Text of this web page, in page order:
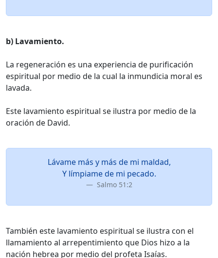
b) Lavamiento.
La regeneración es una experiencia de purificación
espiritual por medio de la cual la inmundicia moral es
lavada.
Este lavamiento espiritual se ilustra por medio de la
oración de David.
Lávame más y más de mi maldad,
Y límpiame de mi pecado.
Salmo 51:2
También este lavamiento espiritual se ilustra con el
llamamiento al arrepentimiento que Dios hizo a la
nación hebrea por medio del profeta Isaías.